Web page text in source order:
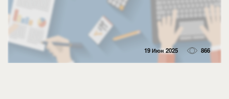
19 Июн 2025 866